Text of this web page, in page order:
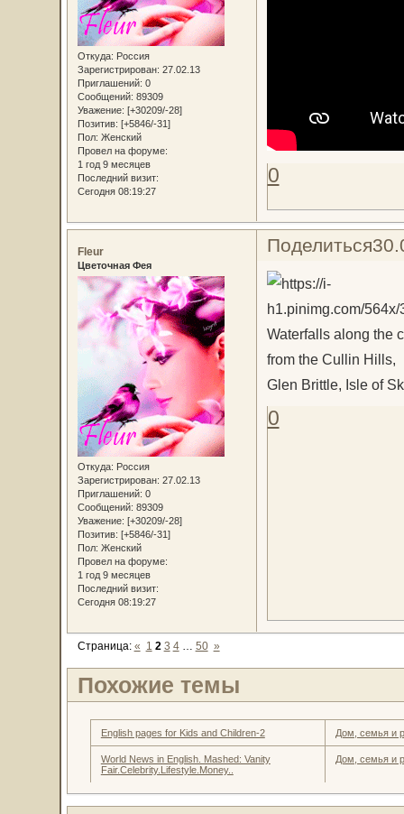
Откуда: Россия
Зарегистрирован: 27.02.13
Приглашений: 0
Сообщений: 89309
Уважение: [+30209/-28]
Позитив: [+5846/-31]
Пол: Женский
Провел на форуме:
1 год 9 месяцев
Последний визит:
Сегодня 08:19:27
0
Поделиться
Fleur
Цветочная Фея
Откуда: Россия
Зарегистрирован: 27.02.13
Приглашений: 0
Сообщений: 89309
Уважение: [+30209/-28]
Позитив: [+5846/-31]
Пол: Женский
Провел на форуме:
1 год 9 месяцев
Последний визит:
Сегодня 08:19:27
Waterfalls along the
from the Cullin Hills,
Glen Brittle, Isle of
0
Страница: « 1 2 3 4 … 50 »
Похожие темы
English pages for Kids and Children-2 Дом, семья и
World News in English. Mashed: Vanity
Fair.Celebrity.Lifestyle.Money..
Дом, семья и